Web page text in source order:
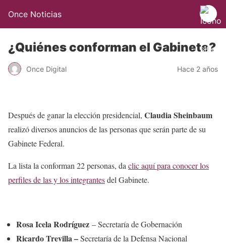
Once Noticias
¿Quiénes conforman el Gabinete?
Once Digital Hace 2 años
Después de ganar la elección presidencial, Claudia Sheinbaum
realizó diversos anuncios de las personas que serán parte de su
Gabinete Federal.
La lista la conforman 22 personas, da clic aquí para conocer los
perfiles de las y los integrantesdel Gabinete.
Rosa Icela Rodríguez – Secretaría de Gobernación
Ricardo Trevilla –Secretaría de la Defensa Nacional